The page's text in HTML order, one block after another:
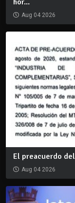
Aug 04 2026
El preacuerdo
Aug 04 2026